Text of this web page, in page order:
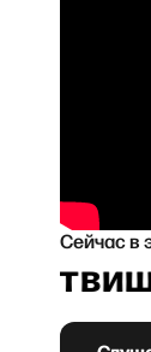
Сейчас в